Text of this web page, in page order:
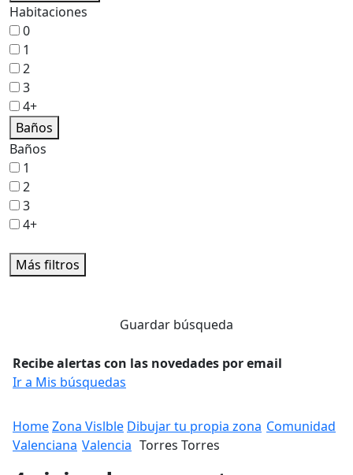
Habitaciones
0
1
2
3
4+
Baños
Baños
1
2
3
4+
Más filtros
Guardar búsqueda
Recibe alertas con las novedades por email
Ir a Mis búsquedas
HomeZona Vislble Dibujar tu propia zona Comunidad
Valenciana Valencia Torres Torres